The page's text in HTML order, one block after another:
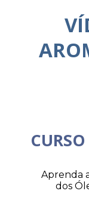
Aprenda
dos